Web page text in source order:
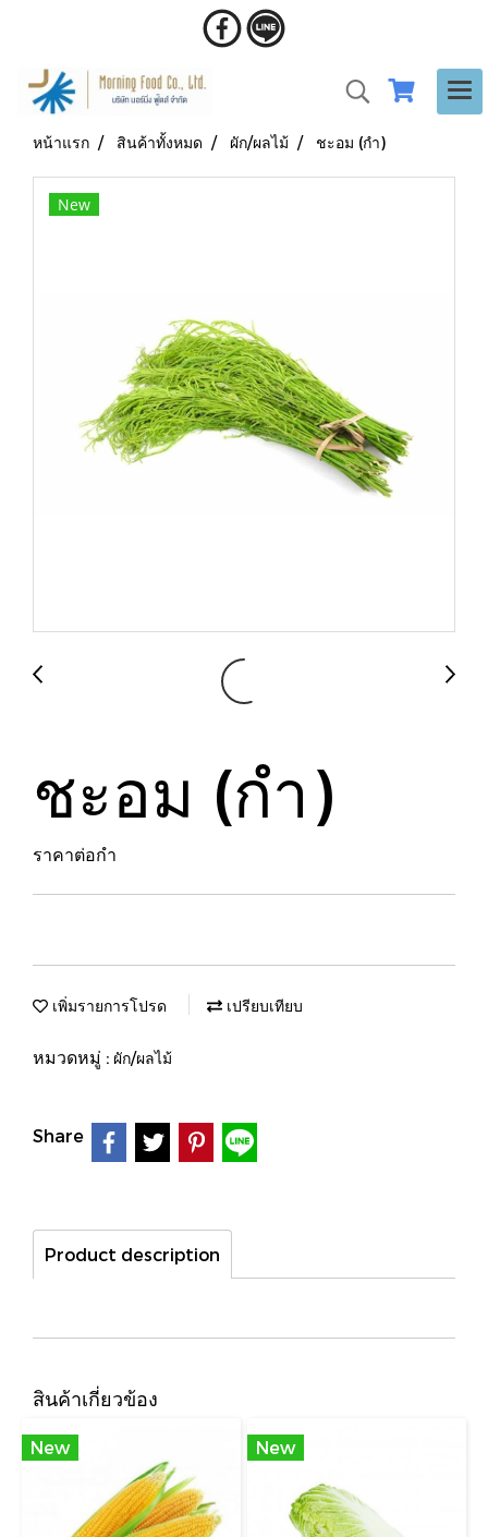
หน้าแรก สินค้าทั้งหมด ผัก/ผลไม้ ชะอม (กำ)
New
ชะอม (กำ)
ราคาต่อกำ
เพิ่มรายการโปรด เปรียบเทียบ
หมวดหมู่ : ผัก/ผลไม้
Share
Product description
สินค้าเกี่ยวข้อง
New New